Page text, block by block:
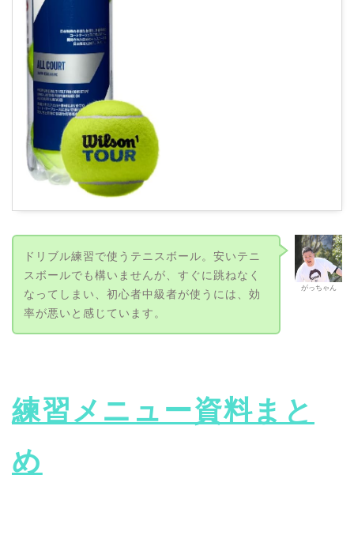
がっちゃん
ドリブル練習で使うテニスボール。安いテニ
スボールでも構いませんが、すぐに跳ねなく
なってしまい、初心者中級者が使うには、効
率が悪いと感じています。
練習メニュー資料まと
め